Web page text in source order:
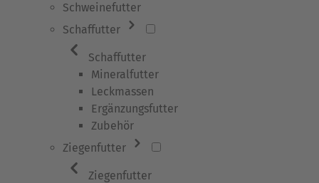
Schweinefutter
Schaffutter
Schaffutter
Mineralfutter
Leckmassen
Ergänzungsfutter
Zubehör
Ziegenfutter
Ziegenfutter